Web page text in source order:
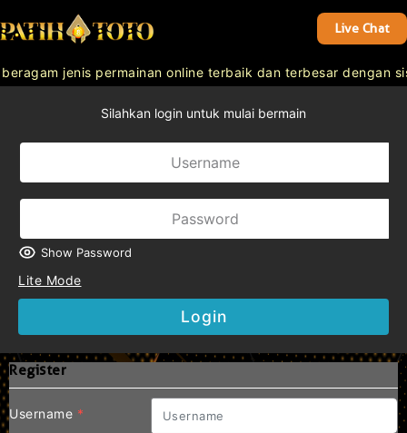
Live Chat
jenis permainan online terbaik dan terbesar dengan
Silahkan login untuk mulai bermain
Show Password
Lite Mode
Login
Register
Username *